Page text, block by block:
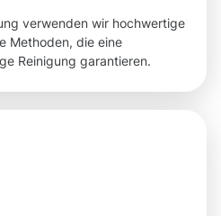
verwenden wir hochwertige
Methoden, die eine
Reinigung garantieren.